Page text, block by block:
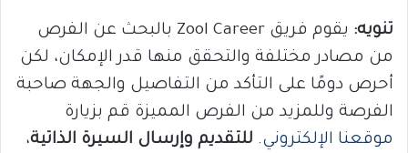
تنويه:
يقوم فريق Zool Career بالبحث عن الفرص
من مصادر مختلفة والتحقق منها قدر الإمكان، لكن
أحرص دومًا على التأكد من التفاصيل والجهة صاحبة
الفرصة وللمزيد من الفرص المميزة قم بزيارة
موقعنا الإلكتروني. للتقديم وإرسال السيرة الذاتية،